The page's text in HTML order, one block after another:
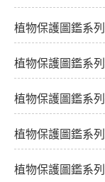
植物保護圖鑑系
植物保護圖鑑系
植物保護圖鑑系
植物保護圖鑑系
植物保護圖鑑系